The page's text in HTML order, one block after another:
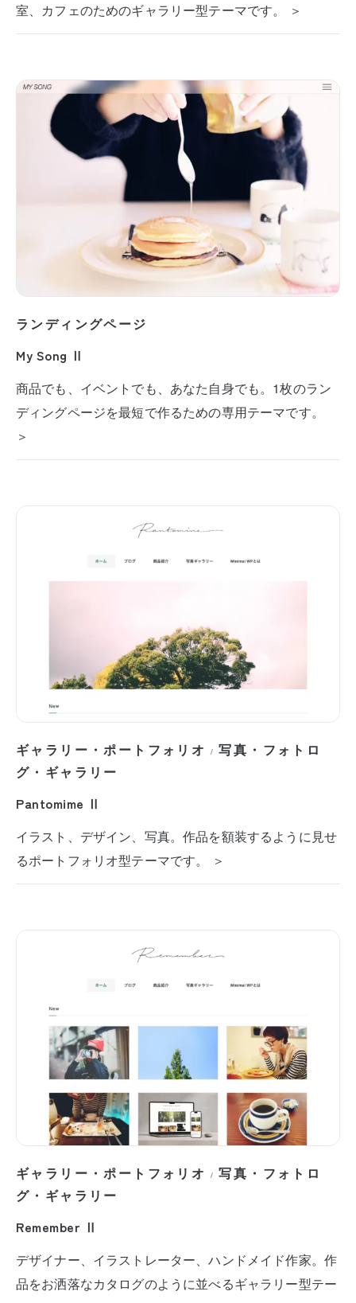
室、カフェのためのギャラリー型テーマです。 ＞
ランディングページ
My Song Ⅱ
商品でも、イベントでも、あなた自身でも。1枚のラン
ディングページを最短で作るための専用テーマです。
＞
ギャラリー・ポートフォリオ /写真・フォトロ
グ・ギャラリー
Pantomime Ⅱ
イラスト、デザイン、写真。作品を額装するように見せ
るポートフォリオ型テーマです。 ＞
ギャラリー・ポートフォリオ /写真・フォトロ
グ・ギャラリー
Remember Ⅱ
デザイナー、イラストレーター、ハンドメイド作家。作
品をお洒落なカタログのように並べるギャラリー型テー